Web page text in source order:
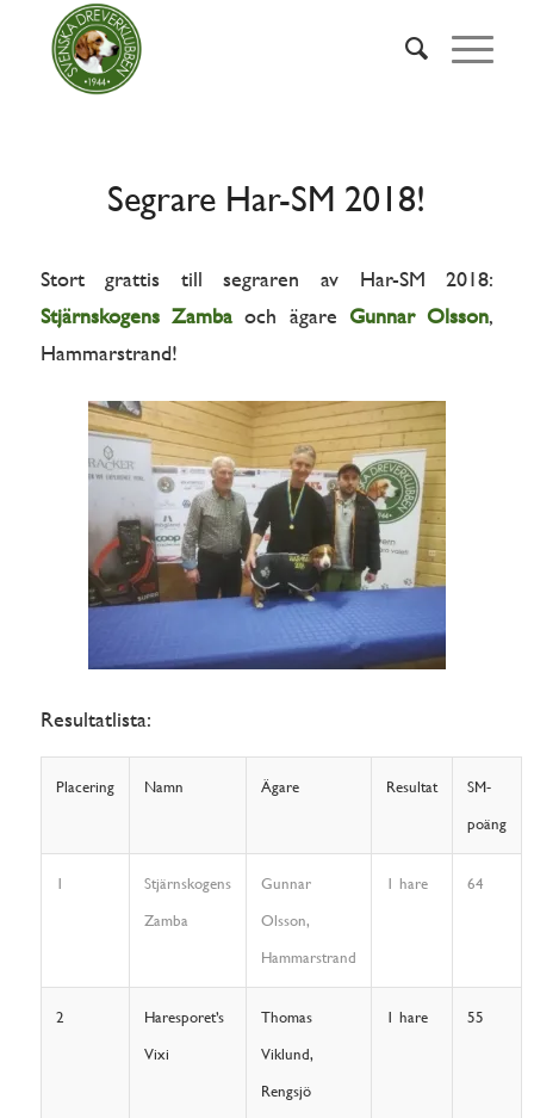
Segrare Har-SM 2018!
Stort grattis till segraren av Har-SM 2018:
Stjärnskogens Zambaoch ägare Gunnar Olsson,
Hammarstrand!
Resultatlista:
Placering Namn Ägare Resultat SM-
poäng
1 Stjärnskogens
Zamba
Gunnar
Olsson,
Hammarstrand
1 hare 64
2 Haresporet’s
Vixi
Thomas
Viklund,
Rengsjö
1 hare 55